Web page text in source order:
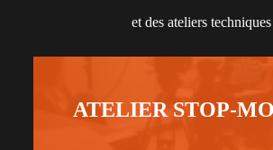
et des ateliers techniques
ATELIER STOP-